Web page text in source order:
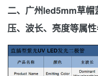
二、广州led5mm草
压、波长、亮度等属